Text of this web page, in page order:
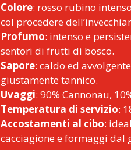
Colore: rosso rubino
col procedere
Profumo: intenso e
sentori di frutti di bosco.
Sapore: caldo ed
giustamente tannico.
Uvaggi: 90% Cannonau,
Temperatura di servizio:
Accostamenti al cibo:
cacciagione e formaggi dal